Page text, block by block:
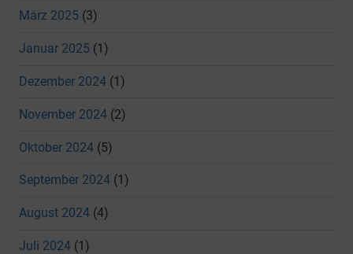
März 2025 (3)
Januar 2025 (1)
Dezember 2024 (1)
November 2024 (2)
Oktober 2024 (5)
September 2024 (1)
August 2024 (4)
Juli 2024 (1)